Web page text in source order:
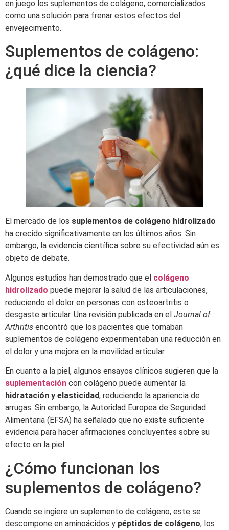
en juego los suplementos de colágeno, comercializados
como una solución para frenar estos efectos del
envejecimiento.
Suplementos de colágeno:
¿qué dice la ciencia?
El mercado de los suplementos de colágeno hidrolizado
ha crecido significativamente en los últimos años. Sin
embargo, la evidencia científica sobre su efectividad aún es
objeto de debate.
Algunos estudios han demostrado que el colágeno
hidrolizado puede mejorar la salud de las articulaciones,
reduciendo el dolor en personas con osteoartritis o
desgaste articular. Una revisión publicada en el Journal of
Arthritis encontró que los pacientes que tomaban
suplementos de colágeno experimentaban una reducción en
el dolor y una mejora en la movilidad articular.
En cuanto a la piel, algunos ensayos clínicos sugieren que la
suplementación con colágeno puede aumentar la
hidratación y elasticidad, reduciendo la apariencia de
arrugas. Sin embargo, la Autoridad Europea de Seguridad
Alimentaria (EFSA) ha señalado que no existe suficiente
evidencia para hacer afirmaciones concluyentes sobre su
efecto en la piel.
¿Cómo funcionan los
suplementos de colágeno?
Cuando se ingiere un suplemento de colágeno, este se
descompone en aminoácidos y péptidos de colágeno, los